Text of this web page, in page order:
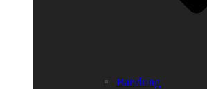
Bandung